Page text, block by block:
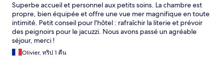
Superbe accueil et personnel aux petits soins. La chambre est
propre, bien équipée et offre une vue mer magnifique en toute
intimité. Petit conseil pour l'hôtel : rafraîchir la literie et prévoir
des peignoirs pour le jacuzzi. Nous avons passé un agréable
séjour, merci !
Olivier, ทริป 1 คืน